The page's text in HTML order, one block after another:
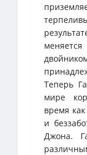
Теперь
мире
время
и
Джона.